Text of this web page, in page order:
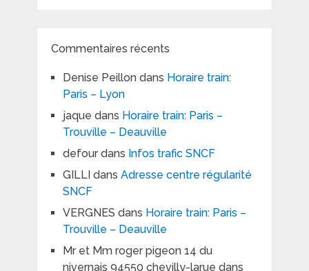
Commentaires récents
Denise Peillondans Horaire train:
Paris – Lyon
jaque dans Horaire train: Paris –
Trouville – Deauville
defourdans Infos trafic SNCF
GILLI dans Adresse centre régularité
SNCF
VERGNES dans Horaire train: Paris –
Trouville – Deauville
Mr et Mm roger pigeon 14 du
nivernais 94550 chevilly-larue dans